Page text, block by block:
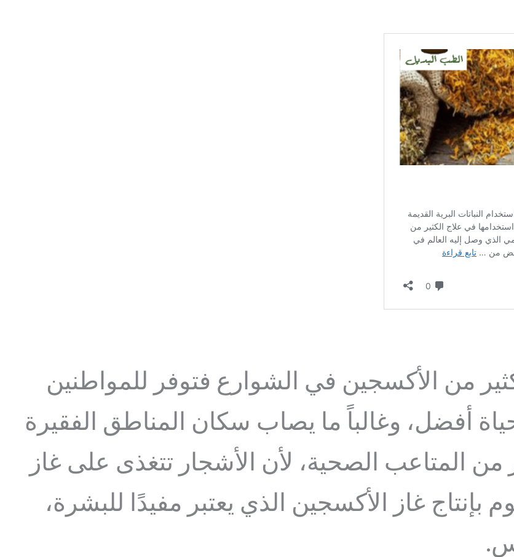
من الأكسجين في الشوارع فتوفر للمواطنين
أفضل، وغالباً ما يصاب سكان المناطق الفقيرة
من المتاعب الصحية، لأن الأشجار تتغذى على غاز
بإنتاج غاز الأكسجين الذي يعتبر مفيدًا للبشرة،